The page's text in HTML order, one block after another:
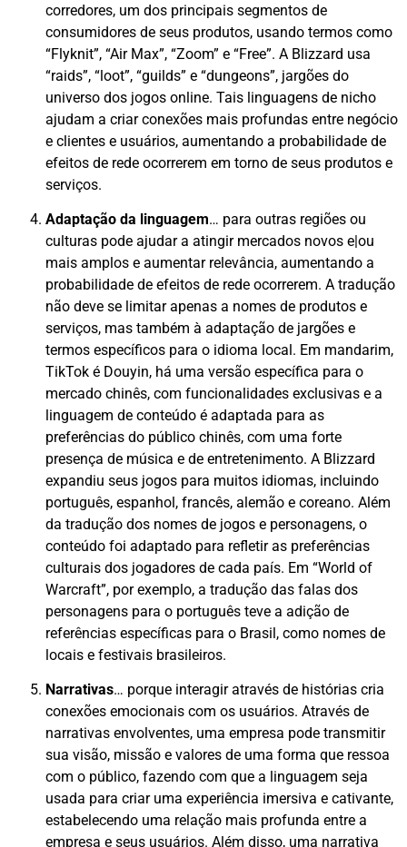
corredores, um dos principais segmentos de
consumidores de seus produtos, usando termos como
“Flyknit”, “Air Max”, “Zoom” e “Free”. A Blizzard usa
“raids”, “loot”, “guilds” e “dungeons”, jargões do
universo dos jogos online. Tais linguagens de nicho
ajudam a criar conexões mais profundas entre negócio
e clientes e usuários, aumentando a probabilidade de
efeitos de rede ocorrerem em torno de seus produtos e
serviços.
Adaptação da linguagem… para outras regiões ou
culturas pode ajudar a atingir mercados novos e|ou
mais amplos e aumentar relevância, aumentando a
probabilidade de efeitos de rede ocorrerem. A tradução
não deve se limitar apenas a nomes de produtos e
serviços, mas também à adaptação de jargões e
termos específicos para o idioma local. Em mandarim,
TikTok é Douyin, há uma versão específica para o
mercado chinês, com funcionalidades exclusivas e a
linguagem de conteúdo é adaptada para as
preferências do público chinês, com uma forte
presença de música e de entretenimento. A Blizzard
expandiu seus jogos para muitos idiomas, incluindo
português, espanhol, francês, alemão e coreano. Além
da tradução dos nomes de jogos e personagens, o
conteúdo foi adaptado para refletir as preferências
culturais dos jogadores de cada país. Em “World of
Warcraft”, por exemplo, a tradução das falas dos
personagens para o português teve a adição de
referências específicas para o Brasil, como nomes de
locais e festivais brasileiros.
Narrativas… porque interagir através de histórias cria
conexões emocionais com os usuários. Através de
narrativas envolventes, uma empresa pode transmitir
sua visão, missão e valores de uma forma que ressoa
com o público, fazendo com que a linguagem seja
usada para criar uma experiência imersiva e cativante,
estabelecendo uma relação mais profunda entre a
empresa e seus usuários. Além disso, uma narrativa